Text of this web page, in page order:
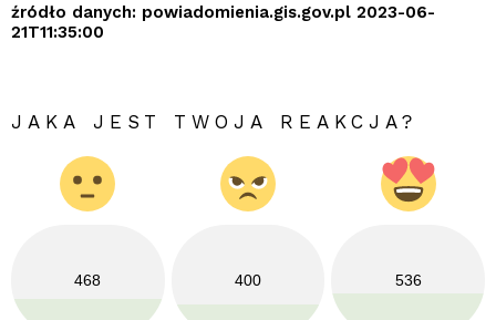
źródło danych: powiadomienia.gis.gov.pl 2023-06-
21T11:35:00
JAKA JEST TWOJA REAKCJA?
468 400 536